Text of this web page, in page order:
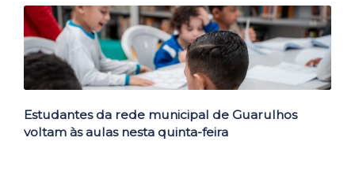
Estudantes da rede municipal de Guarulhos
voltam às aulas nesta quinta-feira